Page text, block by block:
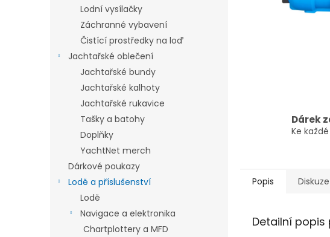
Lodní vysílačky
Záchranné vybavení
Čistící prostředky na loď
Jachtařské oblečení
Jachtařské bundy
Jachtařské kalhoty
Jachtařské rukavice
Tašky a batohy
Doplňky
YachtNet merch
Dárkové poukazy
Lodě a příslušenství
Lodě
Navigace a elektronika
Chartplottery a MFD
Dárek
Ke
Popis Diskuze
Detailní popis